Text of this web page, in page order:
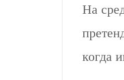
На
когда